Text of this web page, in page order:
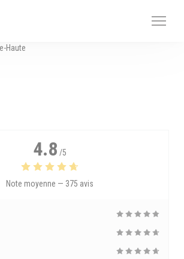
Haute
4.8 /5
Note moyenne — 375 avis